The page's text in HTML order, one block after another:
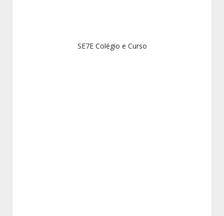
SE7E Colégio e Curso